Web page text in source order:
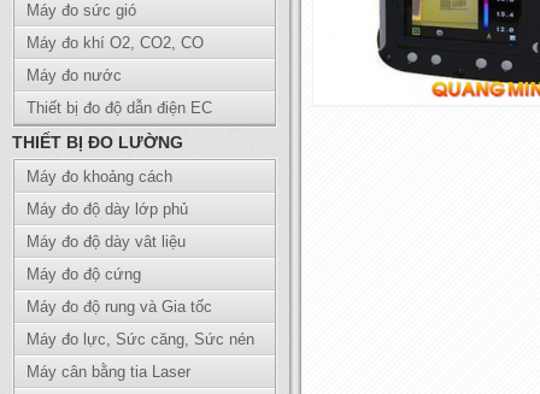
Máy đo sức gió
Máy đo khí O2, CO2, CO
Máy đo nước
Thiết bị đo độ dẫn điện EC
THIẾT BỊ ĐO LƯỜNG
Máy đo khoảng cách
Máy đo độ dày lớp phủ
Máy đo độ dày vât liệu
Máy đo độ cứng
Máy đo độ rung và Gia tốc
Máy đo lực, Sức căng, Sức nén
Máy cân bằng tia Laser